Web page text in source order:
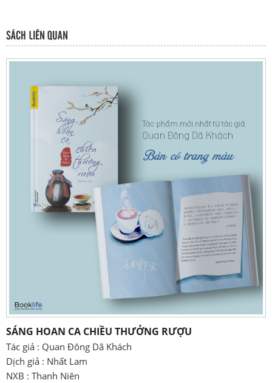
SÁCH LIÊN QUAN
SÁNG HOAN CA CHIỀU THƯỞNG RƯỢU
Tác giả : Quan Đông Dã Khách
Dịch giả : Nhất Lam
NXB : Thanh Niên